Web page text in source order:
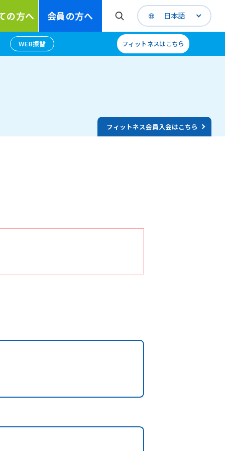
の方へ 会員の方へ 日本語
WEB振替 フィットネスはこちら
フィットネス会員入会はこちら